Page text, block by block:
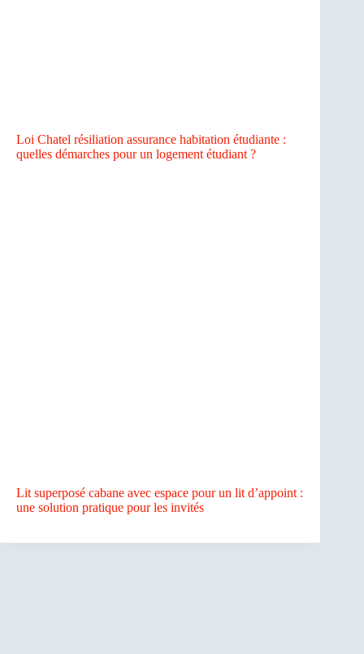
Loi Chatel résiliation assurance habitation étudiante :
quelles démarches pour un logement étudiant ?
Lit superposé cabane avec espace pour un lit d’appoint :
une solution pratique pour les invités